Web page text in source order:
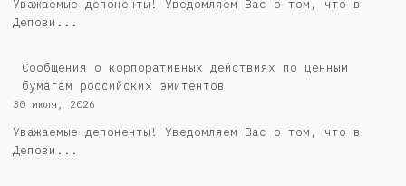
Уважаемые депоненты! Уведомляем Вас о том, что в
Депози...
Cообщения о корпоративных действиях по ценным
бумагам российских эмитентов
30 июля, 2026
Уважаемые депоненты! Уведомляем Вас о том, что в
Депози...